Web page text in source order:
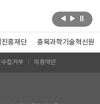
흥재단 충북과학기술혁신원
집거부 이용약관